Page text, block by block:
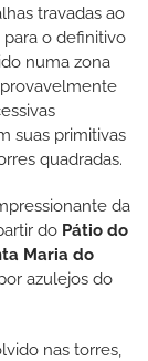
travadas ao
para o definitivo
numa zona
suas primitivas
quadradas.
da
do Pátio do
Maria do
azulejos do
nas torres,